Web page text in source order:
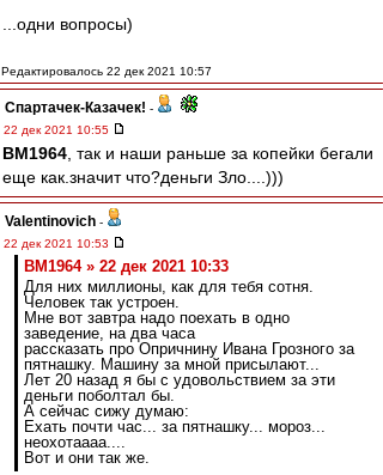
...одни вопросы)
Редактировалось 22 дек 2021 10:57
Спартачек-Казачек! -
22 дек 2021 10:55
BM1964 , так и наши раньше за копейки бегали
еще как.значит что?деньги Зло....)))
Valentinovich -
22 дек 2021 10:53
BM1964 » 22 дек 2021 10:33
Для них миллионы, как для тебя сотня.
Человек так устроен.
Мне вот завтра надо поехать в одно
заведение, на два часа
рассказать про Опричнину Ивана Грозного за
пятнашку. Машину за мной присылают...
Лет 20 назад я бы с удовольствием за эти
деньги поболтал бы.
А сейчас сижу думаю:
Ехать почти час... за пятнашку... мороз...
неохотаааа....
Вот и они так же.